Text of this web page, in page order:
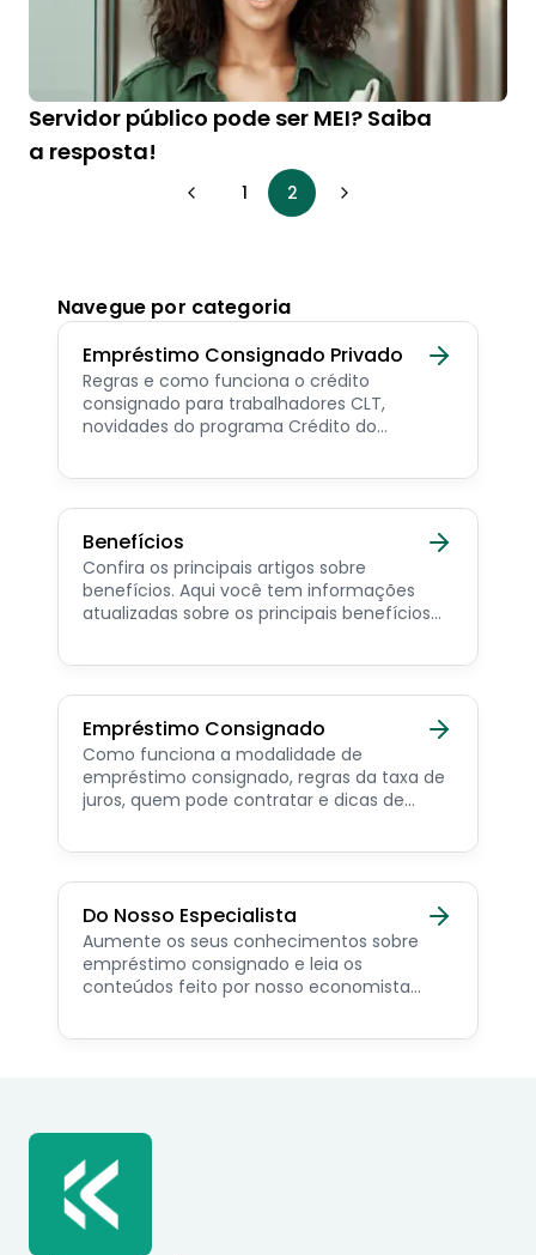
Servidor público pode ser MEI? Saiba
a resposta!
1 2
Navegue por categoria
Empréstimo Consignado Privado
Regras e como funciona o crédito
consignado para trabalhadores CLT,
novidades do programa Crédito do
consignado privado.
Benefícios
Confira os principais artigos sobre
benefícios. Aqui você tem informações
atualizadas sobre os principais benefícios
pensionista e beneficiários de programas
Empréstimo Consignado
Como funciona a modalidade de
empréstimo consignado, regras da taxa de
juros, quem pode contratar e dicas de
Do Nosso Especialista
Aumente os seus conhecimentos sobre
empréstimo consignado e leia os
conteúdos feito por nosso economista